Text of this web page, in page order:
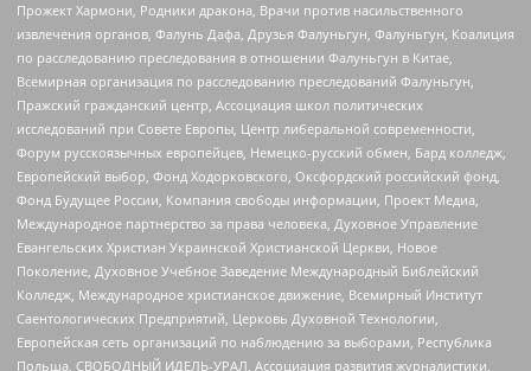
Прожект Хармони, Родники дракона, Врачи против насильственного
извлечения органов, Фалунь Дафа, Друзья Фалуньгун, Фалуньгун, Коалиция
по расследованию преследования в отношении Фалуньгун в Китае,
Всемирная организация по расследованию преследований Фалуньгун,
Пражский гражданский центр, Ассоциация школ политических
исследований при Совете Европы, Центр либеральной современности,
Форум русскоязычных европейцев, Немецко-русский обмен, Бард колледж,
Европейский выбор, Фонд Ходорковского, Оксфордский российский фонд,
Фонд Будущее России, Компания свободы информации, Проект Медиа,
Международное партнерство за права человека, Духовное Управление
Евангельских Христиан Украинской Христианской Церкви, Новое
Поколение, Духовное Учебное Заведение Международный Библейский
Колледж, Международное христианское движение, Всемирный Институт
Саентологических Предприятий, Церковь Духовной Технологии,
Европейская сеть организаций по наблюдению за выборами, Республика
Польша, СВОБОДНЫЙ ИДЕЛЬ-УРАЛ, Ассоциация развития журналистики,